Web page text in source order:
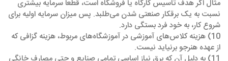
مثال اگر هدف تاسیس کارگاه یا فروشگاه است، قطعاً سرمایه بیشتری
نسبت به یک برقکار صنعتی شدن می‌طلبد. پس میزان سرمایه اولیه برای
شروع کار، به خود فرد بستگی دارد.
10) هزینه کلاس‌های آموزشی در آموزشگاه‌های مربوط، هزینه گزافی که
از عهده هنرجو برنیاید نیست.